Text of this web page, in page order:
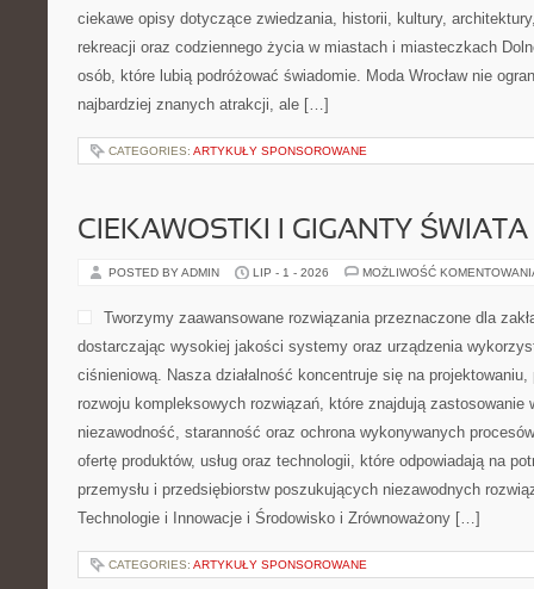
ciekawe opisy dotyczące zwiedzania, historii, kultury,
rekreacji oraz codziennego życia w miastach i miasteczkach
osób, które lubią podróżować świadomie. Moda Wrocław nie
najbardziej znanych atrakcji, ale […]
CATEGORIES: ARTYKUŁY SPONSOROWANE
CIEKAWOSTKI I GIGANTY ŚWIATA
POSTED BY ADMIN LIP - 1 - 2026 MOŻLIWOŚĆ
Tworzymy zaawansowane rozwiązania przeznaczone dla
dostarczając wysokiej jakości systemy oraz urządzenia
ciśnieniową. Nasza działalność koncentruje się na
rozwoju kompleksowych rozwiązań, które znajdują
niezawodność, staranność oraz ochrona wykonywanych
ofertę produktów, usług oraz technologii, które odpowiadają na
przemysłu i przedsiębiorstw poszukujących niezawodnych
Technologie i Innowacje i Środowisko i Zrównoważony […]
CATEGORIES: ARTYKUŁY SPONSOROWANE